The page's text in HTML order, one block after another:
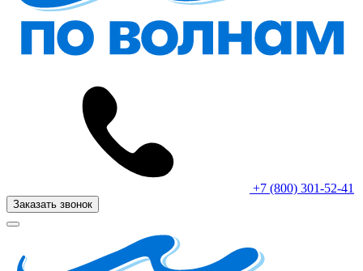
+7 (800) 301-52-41
Заказать звонок